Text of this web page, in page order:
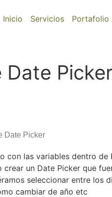
Inicio Servicios Portafolio
Picker
Date Picker
con las variables dentro de
crear un Date Picker que
seleccionar entre los
cambiar de año etc